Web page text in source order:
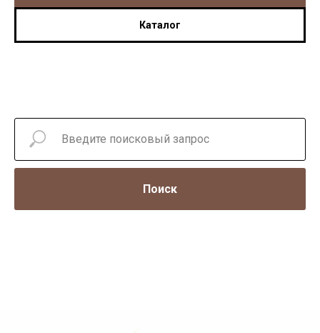
Каталог
Поиск